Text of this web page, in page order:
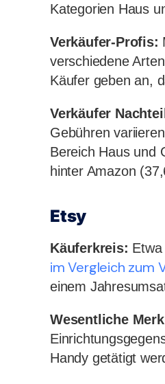
Kategorien Haus
Verkäufer-Profis:
verschiedene
Käufer geben an,
Verkäufer
Gebühren
Bereich Haus und
hinter Amazon
Etsy
Käuferkreis:
im Vergleich zum
einem
Wesentliche
Handy getätigt